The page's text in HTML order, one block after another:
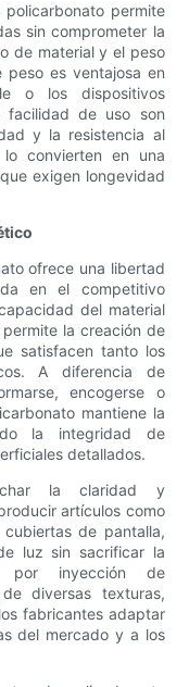
permite
sin comprometer la
de material y el peso
es ventajosa en
o los dispositivos
facilidad de uso son
y la resistencia al
lo convierten en una
exigen longevidad
ofrece una libertad
en el competitivo
del material
la creación de
satisfacen tanto los
A diferencia de
encogerse o
mantiene la
la integridad de
detallados.
la claridad y
artículos como
de pantalla,
luz sin sacrificar la
por inyección de
diversas texturas,
fabricantes adaptar
del mercado y a los